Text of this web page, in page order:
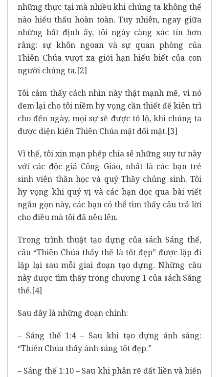
những thực tại mà nhiều khi chúng ta không thể
nào hiểu thấu hoàn toàn. Tuy nhiên, ngay giữa
những bất định ấy, tôi ngày càng xác tín hơn
rằng: sự khôn ngoan và sự quan phòng của
Thiên Chúa vượt xa giới hạn hiểu biết của con
người chúng ta.[2]
Tôi cảm thấy cách nhìn này thật mạnh mẽ, vì nó
đem lại cho tôi niềm hy vọng cần thiết để kiên trì
cho đến ngày, mọi sự sẽ được tỏ lộ, khi chúng ta
được diện kiến Thiên Chúa mặt đối mặt.[3]
Vì thế, tôi xin mạn phép chia sẻ những suy tư này
với các độc giả Công Giáo, nhất là các bạn trẻ
sinh viên thần học và quý Thầy chủng sinh. Tôi
hy vọng khi quý vị và các bạn đọc qua bài viết
ngắn gọn này, các bạn có thể tìm thấy câu trả lời
cho điều mà tôi đã nêu lên.
Trong trình thuật tạo dựng của sách Sáng thế,
câu “Thiên Chúa thấy thế là tốt đẹp” được lặp đi
lặp lại sau mỗi giai đoạn tạo dựng. Những câu
này được tìm thấy trong chương 1 của sách Sáng
thế.[4]
Sau đây là những đoạn chính:
– Sáng thế 1:4 – Sau khi tạo dựng ánh sáng:
“Thiên Chúa thấy ánh sáng tốt đẹp.”
– Sáng thế 1:10 – Sau khi phân rẽ đất liền và biển